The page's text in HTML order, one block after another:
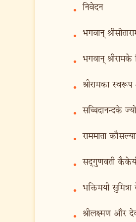
• निवेदन
• भगवान्
• भगवान् श्रीरामके
• श्रीरामका
• सच्चिदानन्दके
• राममाता
• सद्‍गुणवती
• भक्तिमयी सुमित्रा
• श्रीलक्ष्मण और